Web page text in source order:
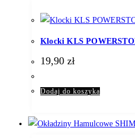
Klocki KLS
19,90 zł
Dodaj do koszyka